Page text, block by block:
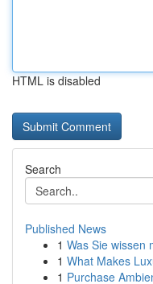
HTML is disabled
Search
Published News
1 Was Sie wissen
1 What Makes
1 Purchase